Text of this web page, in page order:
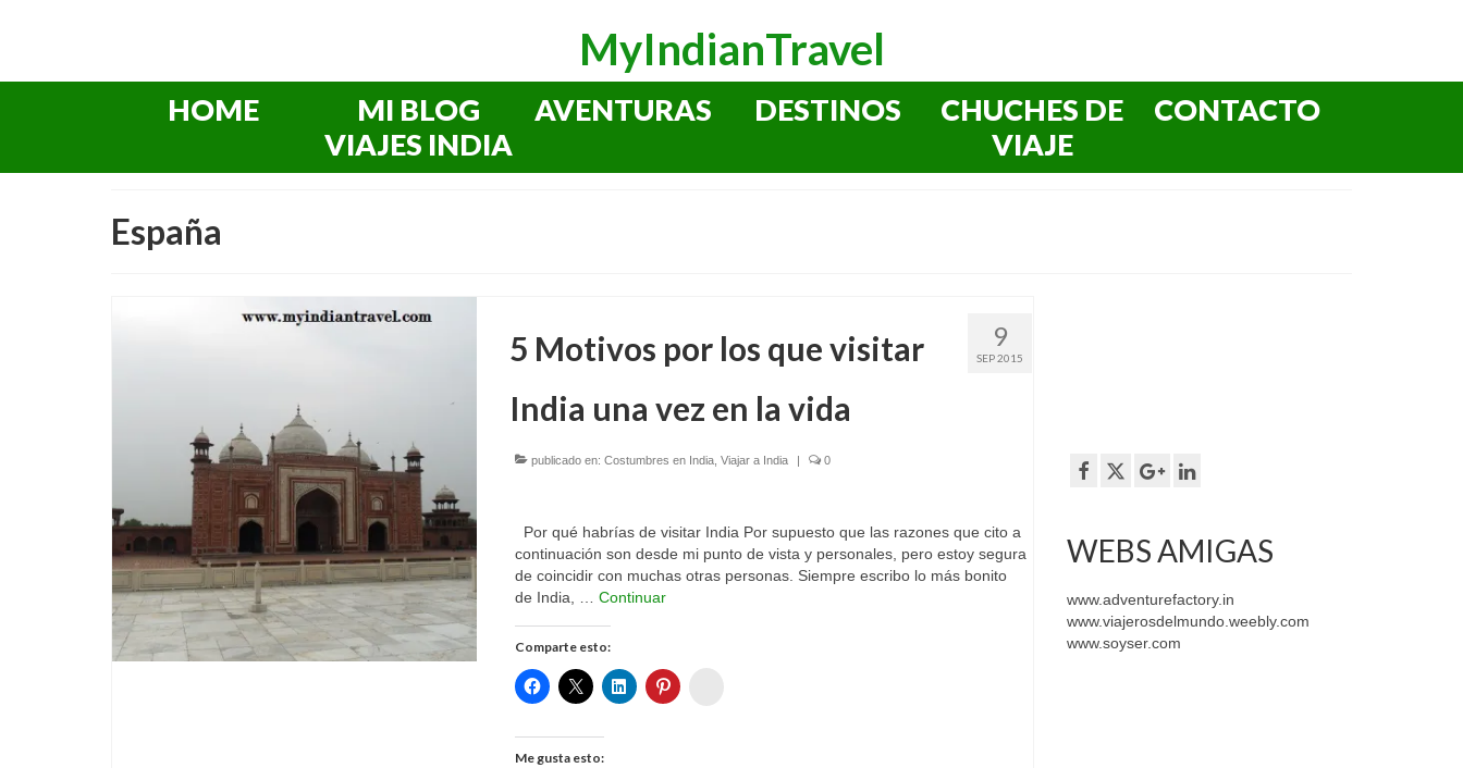
MyIndianTravel
HOME
MI BLOG
VIAJES INDIA
AVENTURAS DESTINOS
CHUCHES DE
VIAJE
CONTACTO
España
9
SEP 2015
5 Motivos por los que visitar
India una vez en la vida
publicado en: Costumbres en India, Viajar a India | 0
Por qué habrías de visitar India Por supuesto que las razones que cito a
continuación son desde mi punto de vista y personales, pero estoy segura
de coincidir con muchas otras personas. Siempre escribo lo más bonito
de India, … Continuar
Comparte esto:
Me gusta esto:
WEBS AMIGAS
www.adventurefactory.in
www.viajerosdelmundo.weebly.com
www.soyser.com